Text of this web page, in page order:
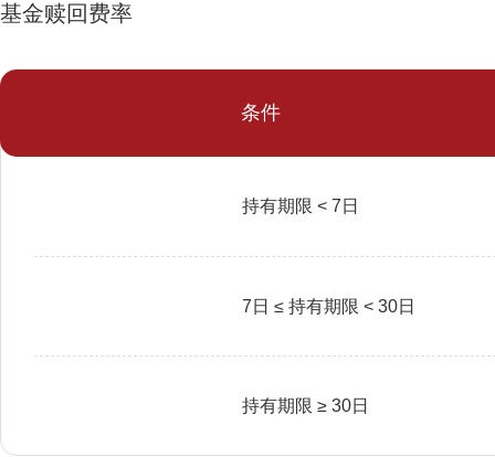
基金赎回费率
条件
持有期限 < 7日
7日 ≤ 持有期限 < 30日
持有期限 ≥ 30日